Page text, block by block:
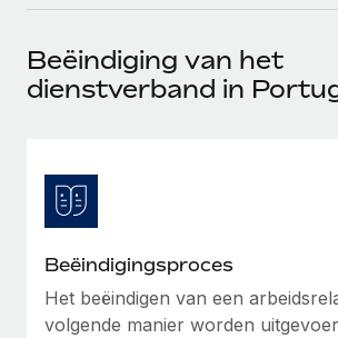
DIENSTEN
Achtergrondonderzoek
Vereenvoudig het screeningsproces
Compliance Watchtower
Blijf compliance-risico's voor
Een partner worden
Ontdek hoe je met ons kunt
Newsroom
Support
BLOG
Beëindiging van het
dienstverband in
Beëindigingsproces
Het beëindigen van een
volgende manier worden